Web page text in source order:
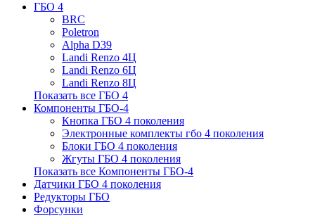
ГБО 4
BRC
Poletron
Alpha D39
Landi Renzo 4Ц
Landi Renzo 6Ц
Landi Renzo 8Ц
Показать все ГБО 4
Компоненты ГБО-4
Кнопка ГБО 4 поколения
Электронные комплекты гбо 4 поколения
Блоки ГБО 4 поколения
Жгуты ГБО 4 поколения
Показать все Компоненты ГБО-4
Датчики ГБО 4 поколения
Редукторы ГБО
Форсунки